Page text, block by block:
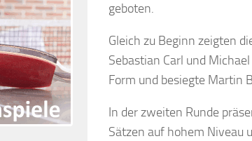
geboten.
Gleich zu Beginn zeigten
Sebastian Carl und
Form und besiegte Martin
In der zweiten Runde
Sätzen auf hohem Niveau